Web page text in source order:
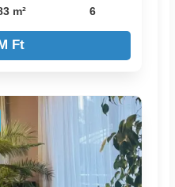
m² 6
Ft